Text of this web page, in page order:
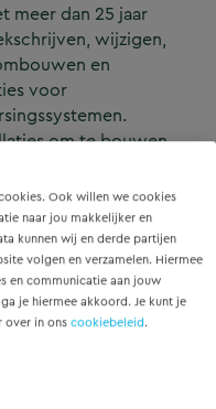
Ook willen we cookies
naar jou makkelijker en
kunnen wij en derde partijen
volgen en verzamelen. Hiermee
en communicatie aan jouw
je hiermee akkoord. Je kunt je
over in ons cookiebeleid.
meer dan 25 jaar
wijzigen,
en
voor
om te bouwen
ligt voor Wilbert de
opdrachtgevers
oplossingen voor